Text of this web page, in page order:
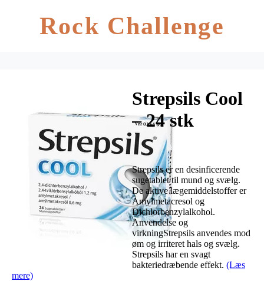
Rock Challenge
Strepsils Cool
– 24 stk
Strepsils er en desinficerende
sugetablet til mund og svælg.
De aktive lægemiddelstoffer er
Amylmetacresol og
Dichlorbenzylalkohol.
Anvendelse og
virkningStrepsils anvendes mod
øm og irriteret hals og svælg.
Strepsils har en svagt
bakteriedræbende effekt. (Læs
mere)